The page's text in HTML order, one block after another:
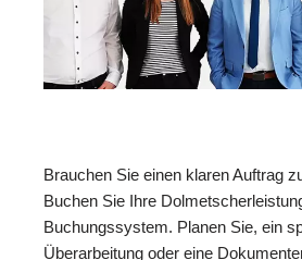
Brauchen Sie einen klaren Auftrag
Buchen Sie Ihre
Buchungssystem. Planen Sie, ein
Überarbeitung oder eine